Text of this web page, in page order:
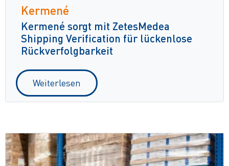
Kermené
Kermené sorgt mit ZetesMedea
Shipping Verification für lückenlose
Rückverfolgbarkeit
Weiterlesen